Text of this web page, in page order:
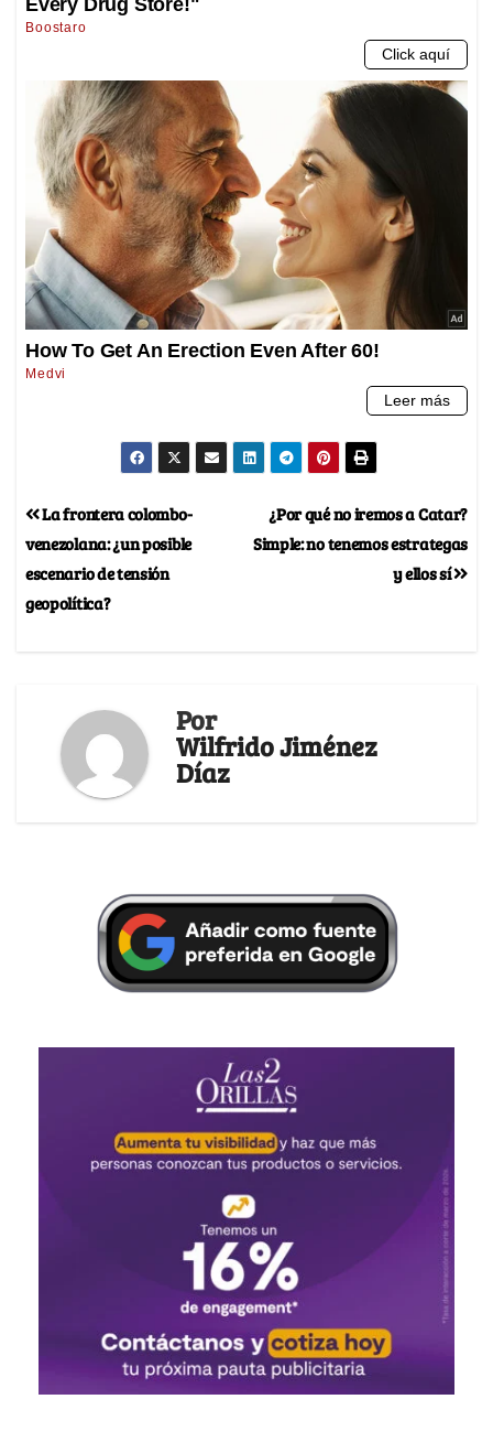
¿Por qué no iremos a Catar?
Simple: no tenemos estrategas
y ellos sí
La frontera colombo-
venezolana: ¿un posible
escenario de tensión
geopolítica?
Por
Wilfrido Jiménez
Díaz